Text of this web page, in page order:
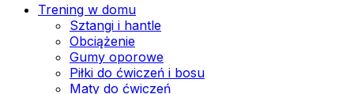
Trening w domu
Sztangi i hantle
Obciążenie
Gumy oporowe
Piłki do ćwiczeń i bosu
Maty do ćwiczeń